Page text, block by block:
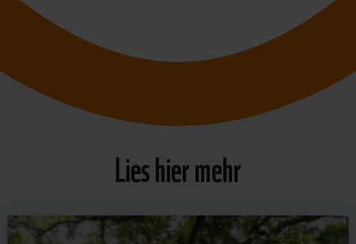
Lies hier mehr